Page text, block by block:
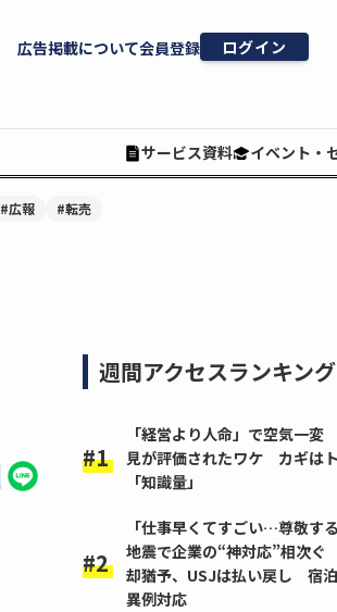
広告掲載について会員登録 ログイン
サービス資料 イベント・
#広報 #転売
週間アクセスランキング
「経営より人命」で空気一
見が評価されたワケ カギは
「知識量」
「仕事早くてすごい…尊敬
地震で企業の“神対応”相次
却猶予、USJは払い戻し 宿
異例対応